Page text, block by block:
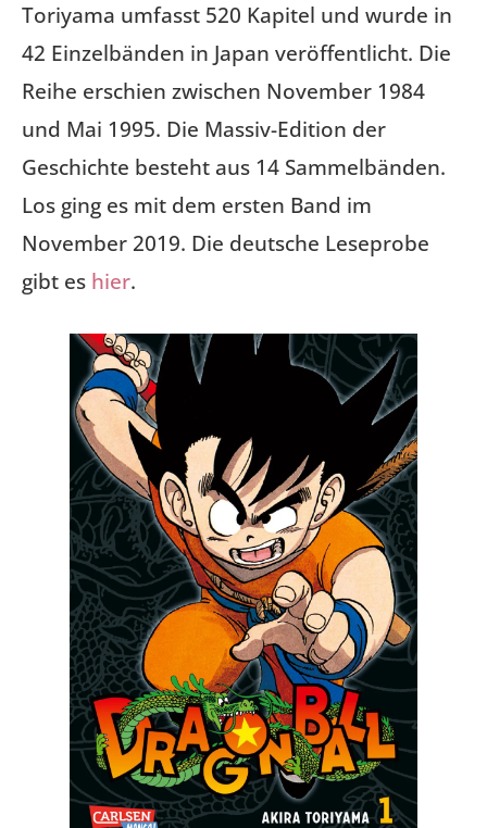
Toriyama umfasst 520 Kapitel und wurde in
42 Einzelbänden in Japan veröffentlicht. Die
Reihe erschien zwischen November 1984
und Mai 1995. Die Massiv-Edition der
Geschichte besteht aus 14 Sammelbänden.
Los ging es mit dem ersten Band im
November 2019. Die deutsche Leseprobe
gibt es hier.